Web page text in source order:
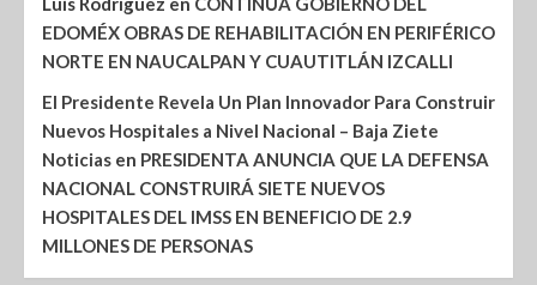
EDOMÉX OBRAS DE REHABILITACIÓN EN PERIFÉRICO
NORTE EN NAUCALPAN Y CUAUTITLÁN IZCALLI
El Presidente Revela Un Plan Innovador Para Construir
Nuevos Hospitales a Nivel Nacional – Baja Ziete
Noticias en PRESIDENTA ANUNCIA QUE LA DEFENSA
NACIONAL CONSTRUIRÁ SIETE NUEVOS
HOSPITALES DEL IMSS EN BENEFICIO DE 2.9
MILLONES DE PERSONAS